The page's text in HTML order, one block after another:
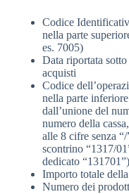
Codice
nella parte
es. 7005)
Data riportata
acquisti
Codice
nella parte
dall’unione del
numero della
alle 8 cifre senza
scontrino “1317/
dedicato “131701”)
Importo totale
Numero dei